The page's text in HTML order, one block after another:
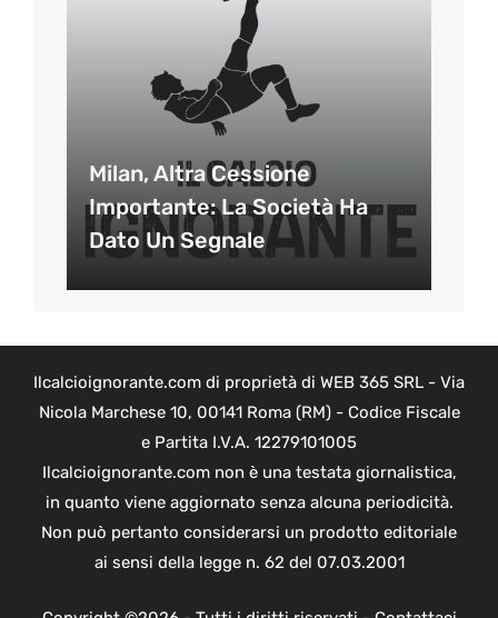
Milan, Altra Cessione
Importante: La Società Ha
Dato Un Segnale
Ilcalcioignorante.com di proprietà di WEB 365 SRL - Via
Nicola Marchese 10, 00141 Roma (RM) - Codice Fiscale
e Partita I.V.A. 12279101005
Ilcalcioignorante.com non è una testata giornalistica,
in quanto viene aggiornato senza alcuna periodicità.
Non può pertanto considerarsi un prodotto editoriale
ai sensi della legge n. 62 del 07.03.2001